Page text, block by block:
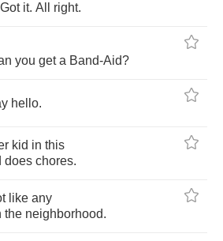
Got it. All right.
you get a Band-Aid?
hello.
kid in this
does chores.
like any
the neighborhood.